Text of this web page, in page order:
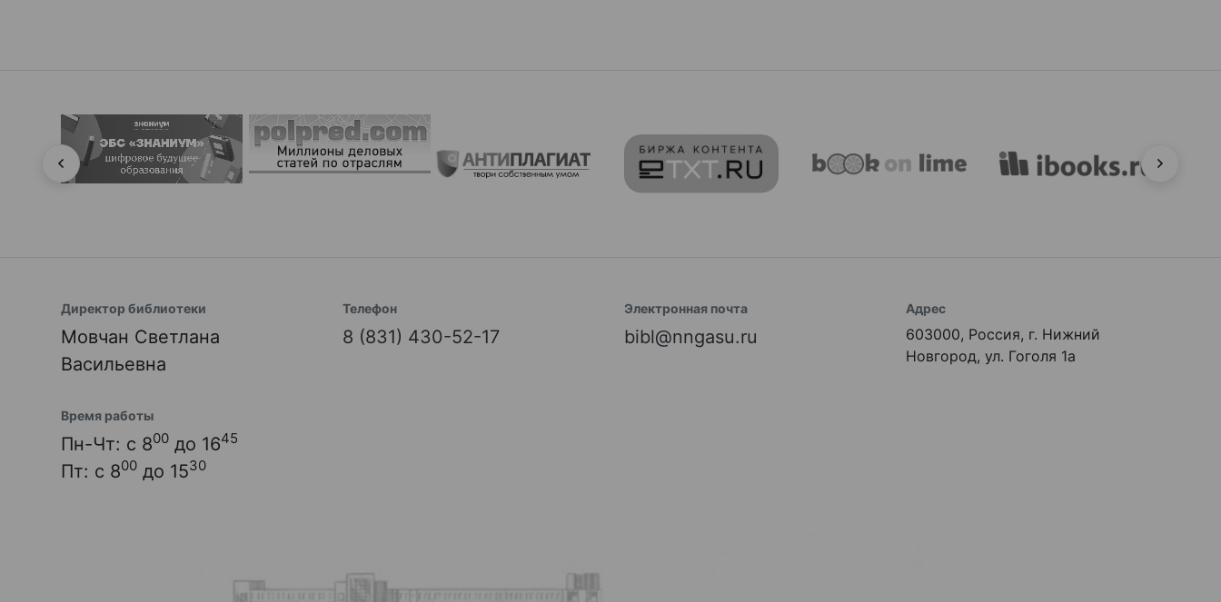
Директор библиотеки
Мовчан Светлана
Васильевна
Телефон
8 (831) 430-52-17
Электронная почта
bibl@nngasu.ru
Адрес
603000, Россия, г. Нижний
Новгород, ул. Гоголя 1а
Время работы
Пн-Чт: с 800 до 1645
Пт: с 800 до 1530